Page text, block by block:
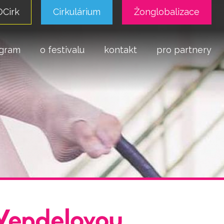
Cirkulárium Žonglobalizace
o festivalu kontakt pro partnery